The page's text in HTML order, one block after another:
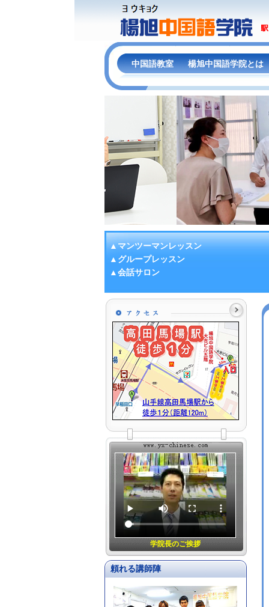
中国語教室 楊旭中国語学院とは
▲マンツーマンレッスン
▲グループレッスン
▲会話サロン
学院長のご挨拶
頼れる講師陣